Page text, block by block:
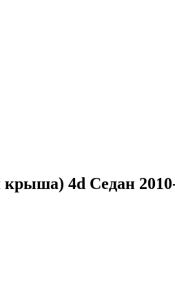
4d Седан